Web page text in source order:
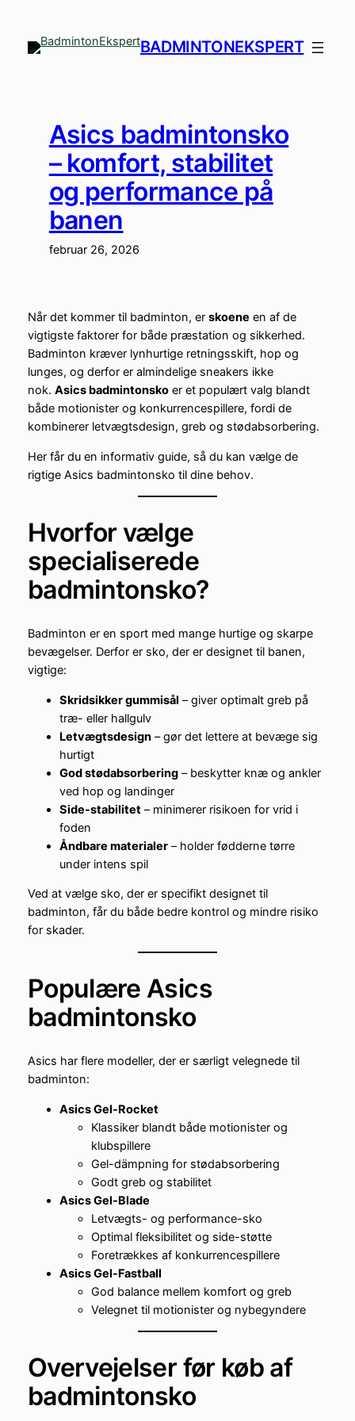
indhold
BADMINTONEKSPERT
Asics badmintonsko
– komfort, stabilitet
og performance på
banen
februar 26, 2026
Når det kommer til badminton, er skoene en af de
vigtigste faktorer for både præstation og sikkerhed.
Badminton kræver lynhurtige retningsskift, hop og
lunges, og derfor er almindelige sneakers ikke
nok. Asics badmintonskoer et populært valg blandt
både motionister og konkurrencespillere, fordi de
kombinerer letvægtsdesign, greb og stødabsorbering.
Her får du en informativ guide, så du kan vælge de
rigtige Asics badmintonsko til dine behov.
Hvorfor vælge
specialiserede
badmintonsko?
Badminton er en sport med mange hurtige og skarpe
bevægelser. Derfor er sko, der er designet til banen,
vigtige:
Skridsikker gummisål – giver optimalt greb på
træ- eller hallgulv
Letvægtsdesign– gør det lettere at bevæge sig
hurtigt
God stødabsorbering– beskytter knæ og ankler
ved hop og landinger
Side-stabilitet– minimerer risikoen for vrid i
foden
Åndbare materialer– holder fødderne tørre
under intens spil
Ved at vælge sko, der er specifikt designet til
badminton, får du både bedre kontrol og mindre risiko
for skader.
Populære Asics
badmintonsko
Asics har flere modeller, der er særligt velegnede til
badminton:
Asics Gel-Rocket
Klassiker blandt både motionister og
klubspillere
Gel-dämpning for stødabsorbering
Godt greb og stabilitet
Asics Gel-Blade
Letvægts- og performance-sko
Optimal fleksibilitet og side-støtte
Foretrækkes af konkurrencespillere
Asics Gel-Fastball
God balance mellem komfort og greb
Velegnet til motionister og nybegyndere
Overvejelser før køb af
badmintonsko